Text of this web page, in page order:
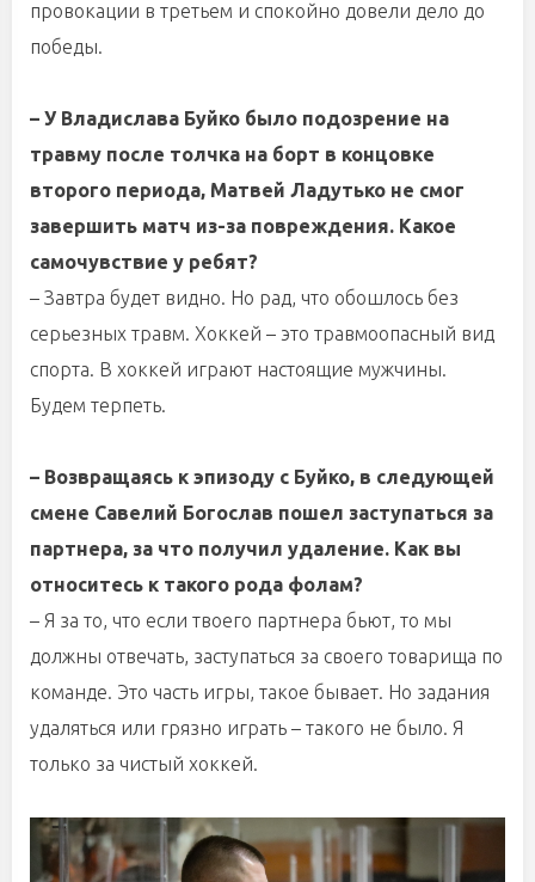
провокации в третьем и спокойно довели дело до
победы.
– У Владислава Буйко было подозрение на
травму после толчка на борт в концовке
второго периода, Матвей Ладутько не смог
завершить матч из-за повреждения. Какое
самочувствие у ребят?
– Завтра будет видно. Но рад, что обошлось без
серьезных травм. Хоккей – это травмоопасный вид
спорта. В хоккей играют настоящие мужчины.
Будем терпеть.
– Возвращаясь к эпизоду с Буйко, в следующей
смене Савелий Богослав пошел заступаться за
партнера, за что получил удаление. Как вы
относитесь к такого рода фолам?
– Я за то, что если твоего партнера бьют, то мы
должны отвечать, заступаться за своего товарища по
команде. Это часть игры, такое бывает. Но задания
удаляться или грязно играть – такого не было. Я
только за чистый хоккей.